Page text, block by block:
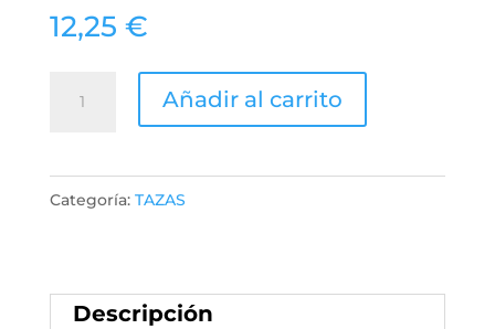
12,25 €
Comunión
Añadir al carrito
Categoría: TAZAS
Descripción